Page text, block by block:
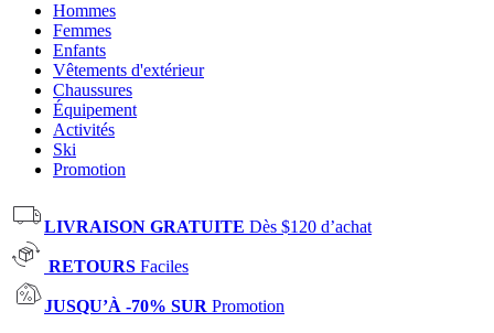
Hommes
Femmes
Enfants
Vêtements d'extérieur
Chaussures
Équipement
Activités
Ski
Promotion
LIVRAISON GRATUITE Dès $120 d’achat
RETOURS Faciles
JUSQU’À -70% SUR Promotion